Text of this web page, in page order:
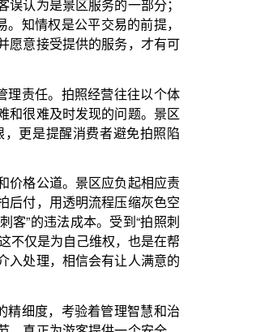
以个体
。景区
拍照陷
相应责
灰色空
“拍照刺
是在帮
满意的
慧和治
安全、
售卖并
。